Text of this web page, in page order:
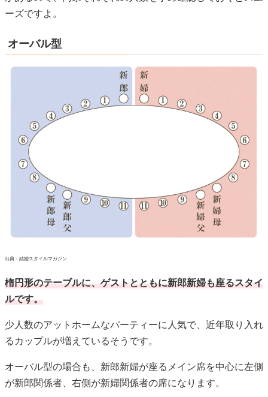
出典：結婚スタイルマガジン
楕円形のテーブルに、ゲストとともに新郎新婦も座るスタイ
少人数のアットホームなパーティーに人気で、近年取り入れ
るカップルが増えているそうです。
オーバル型の場合も、新郎新婦が座るメイン席を中心に左側
1→11の順に配置し、中央のメイン席から一番離れている席
他の形状に比べると上座・下座の区別がそこまで厳しくはな
席次表作成時の注意点